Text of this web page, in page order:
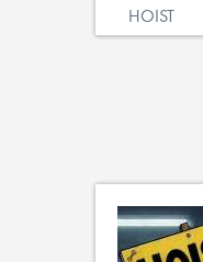
HOIST